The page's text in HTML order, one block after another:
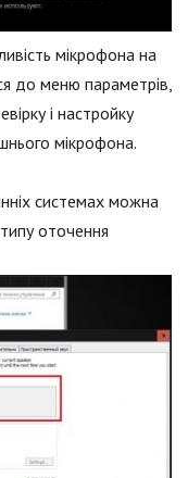
мікрофона на
до меню параметрів,
і настройку
мікрофона.
системах можна
оточення